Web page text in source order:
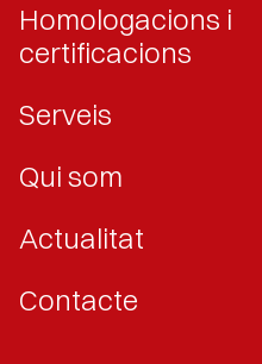
Homologacions i
certificacions
Serveis
Qui som
Actualitat
Contacte